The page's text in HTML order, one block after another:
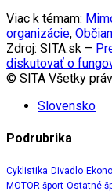
Viac k témam:
organizácie,
Zdroj: SITA.sk –
diskutovať o
© SITA Všetky
Slovensko
Podrubrika
Cyklistika Divadlo
MOTOR šport Ostatné